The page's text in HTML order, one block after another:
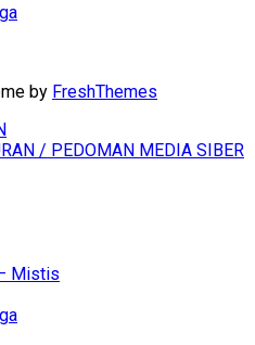
by FreshThemes
/ PEDOMAN MEDIA SIBER
Mistis